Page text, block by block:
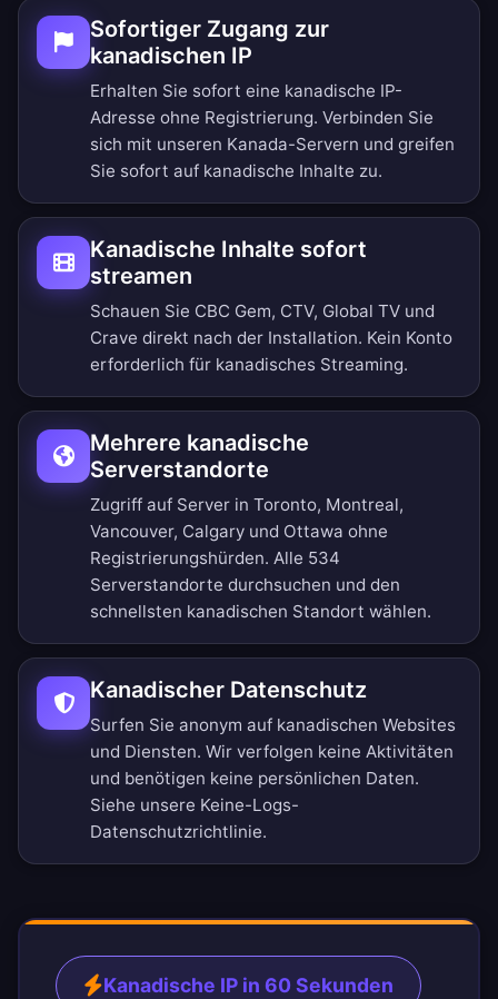
Sofortiger Zugang zur
kanadischen IP
Erhalten Sie sofort eine kanadische IP-
Adresse ohne Registrierung. Verbinden Sie
sich mit unseren Kanada-Servern und greifen
Sie sofort auf kanadische Inhalte zu.
Kanadische Inhalte sofort
streamen
Schauen Sie CBC Gem, CTV, Global TV und
Crave direkt nach der Installation. Kein Konto
erforderlich für kanadisches Streaming.
Mehrere kanadische
Serverstandorte
Zugriff auf Server in Toronto, Montreal,
Vancouver, Calgary und Ottawa ohne
Registrierungshürden. Alle 534
Serverstandorte durchsuchen und den
schnellsten kanadischen Standort wählen.
Kanadischer Datenschutz
Surfen Sie anonym auf kanadischen Websites
und Diensten. Wir verfolgen keine Aktivitäten
und benötigen keine persönlichen Daten.
Siehe unsere Keine-Logs-
Datenschutzrichtlinie.
Kanadische IP in 60 Sekunden